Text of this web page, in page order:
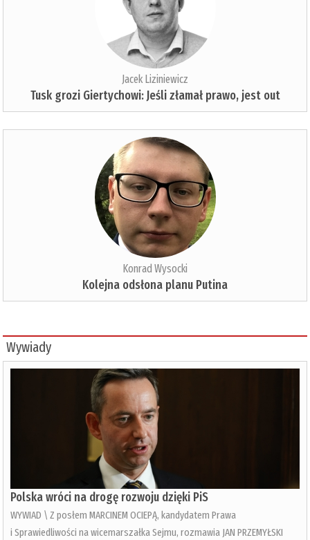
Jacek Liziniewicz
Tusk grozi Giertychowi: Jeśli złamał prawo, jest out
Konrad Wysocki
Kolejna odsłona planu Putina
Wywiady
Polska wróci na drogę rozwoju dzięki PiS
WYWIAD \ Z posłem MARCINEM OCIEPĄ, kandydatem Prawa
i Sprawiedliwości na wicemarszałka Sejmu, rozmawia JAN PRZEMYŁSKI